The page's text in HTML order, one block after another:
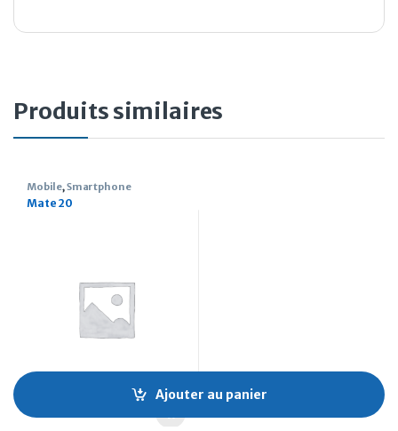
Ajouter au panier
Produits similaires
Mobile,Smartphone
Mate 20